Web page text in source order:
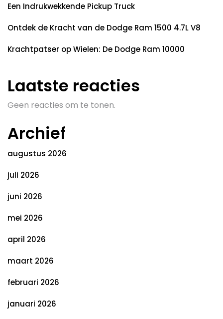
Een Indrukwekkende Pickup Truck
Ontdek de Kracht van de Dodge Ram 1500 4.7L V8
Krachtpatser op Wielen: De Dodge Ram 10000
Laatste reacties
Geen reacties om te tonen.
Archief
augustus 2026
juli 2026
juni 2026
mei 2026
april 2026
maart 2026
februari 2026
januari 2026